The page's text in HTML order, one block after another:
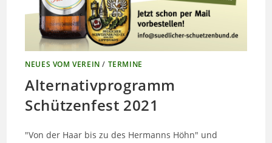
NEUES VOM VEREIN / TERMINE
Alternativprogramm
Schützenfest 2021
"Von der Haar bis zu des Hermanns Höhn" und